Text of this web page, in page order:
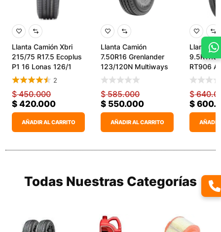
Llanta Camión Xbri
215/75 R17.5 Ecoplus
P1 16 Lonas 126/1
2
$450.000
$ 420.000
AÑADIR AL CARRITO
Llanta Camión
7.50R16 Grenlander
123/120N Multiways
52
$585.000
$ 550.000
AÑADIR AL CARRITO
Llanta
9.5R17.5
RT906
$
$
AÑADIR
Todas Nuestras Categorías